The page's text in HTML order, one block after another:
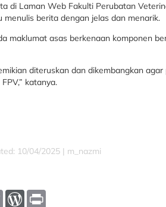
di Laman Web Fakulti Perubatan
berita dengan jelas dan menarik.
maklumat asas berkenaan komponen
diteruskan dan dikembangkan
katanya.
10/04/2025 | m_nazmi
C
W